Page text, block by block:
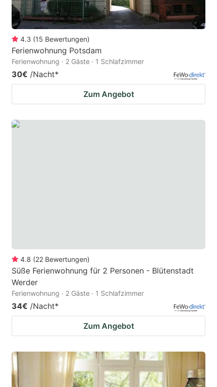
4.3 (15 Bewertungen)
Ferienwohnung Potsdam
Ferienwohnung · 2 Gäste · 1 Schlafzimmer
30€ /Nacht*
Zum Angebot
4.8 (22 Bewertungen)
Süße Ferienwohnung für 2 Personen - Blütenstadt
Werder
Ferienwohnung · 2 Gäste · 1 Schlafzimmer
34€ /Nacht*
Zum Angebot